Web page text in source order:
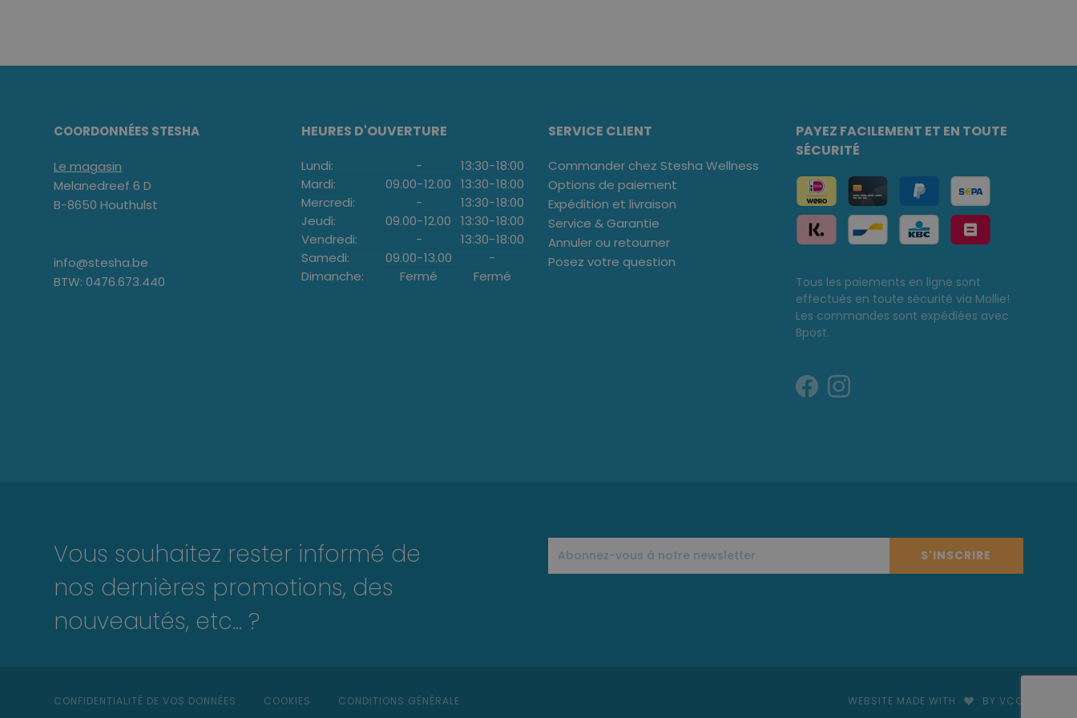
COORDONNÉES STESHA
Le magasin
Melanedreef 6 D
B-8650 Houthulst
info@stesha.be
BTW: 0476.673.440
HEURES D'OUVERTURE
Lundi: - 13:30-18:00
Mardi:
09.00-12.00 13:30-18:00
Mercredi:
- 13:30-18:00
Jeudi:
09.00-12.00 13:30-18:00
Vendredi:
- 13:30-18:00
Samedi:
09.00-13.00
-
Dimanche:
Fermé Fermé
SERVICE CLIENT
Commander chez Stesha Wellness
Options de paiement
Expédition et livraison
Service & Garantie
Annuler ou retourner
Posez votre question
PAYEZ FACILEMENT ET EN TOUTE
SÉCURITÉ
Tous les paiements en ligne sont
effectués en toute sécurité via Mollie!
Les commandes sont expédiées avec
Bpost.
Vous souhaitez rester informé de
nos dernières promotions, des
nouveautés, etc... ?
S'INSCRIRE
CONFIDENTIALITÉ DE VOS DONNÉES COOKIES CONDITIONS GÉNÉRALE WEBSITE MADE WITH BY VCO